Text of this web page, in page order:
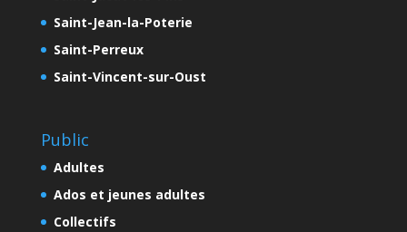
Saint-Jean-la-Poterie
Saint-Perreux
Saint-Vincent-sur-Oust
Public
Adultes
Ados et jeunes adultes
Collectifs